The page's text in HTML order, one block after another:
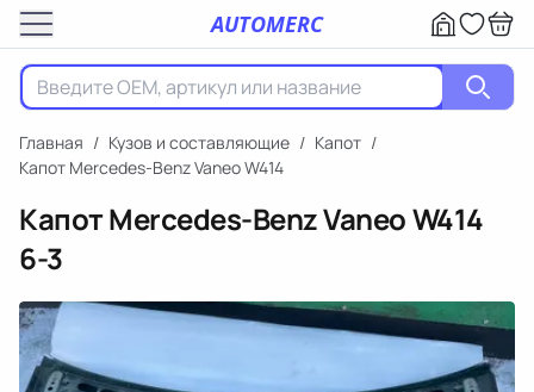
AUTOMERC
Главная / Кузов и составляющие / Капот /
Капот Mercedes-Benz Vaneo W414
Капот Mercedes-Benz Vaneo W414
6-3